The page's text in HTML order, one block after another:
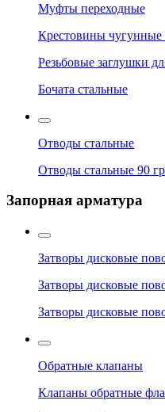
Муфты переходные
Крестовины чугунные
Резьбовые заглушки
Бочата стальные
Отводы стальные
Отводы стальные 90
Запорная арматура
Затворы дисковые
Затворы дисковые
Затворы дисковые
Обратные клапаны
Клапаны обратные